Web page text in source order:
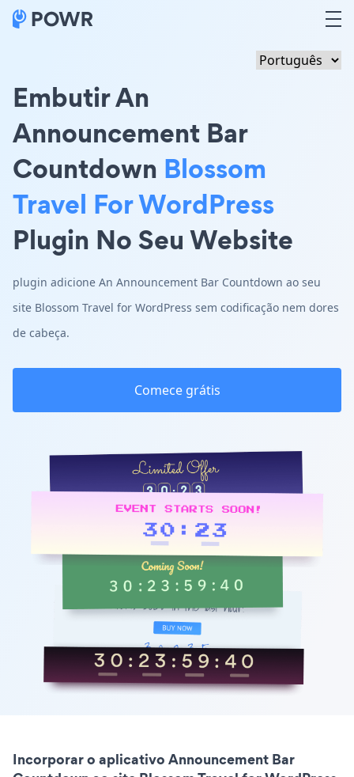
Embutir An
Announcement Bar
Countdown Blossom
Travel For WordPress
Plugin No Seu Website
plugin adicione An Announcement Bar Countdown ao seu
site Blossom Travel for WordPress sem codificação nem dores
de cabeça.
Comece grátis
Incorporar o aplicativo Announcement Bar